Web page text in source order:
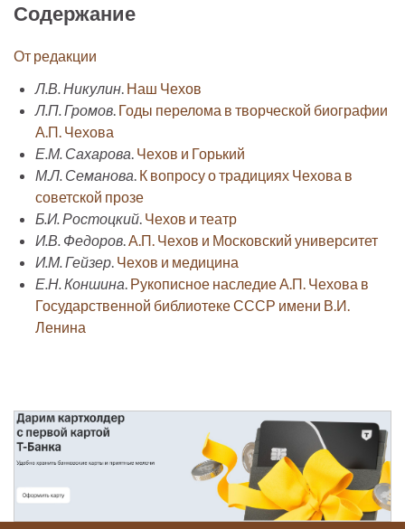
Содержание
От редакции
Л.В. Никулин. Наш Чехов
Л.П. Громов. Годы перелома в творческой биографии
А.П. Чехова
Е.М. Сахарова. Чехов и Горький
М.Л. Семанова. К вопросу о традициях Чехова в
советской прозе
Б.И. Ростоцкий. Чехов и театр
И.В. Федоров.А.П. Чехов и Московский университет
И.М. Гейзер. Чехов и медицина
Е.Н. Коншина. Рукописное наследие А.П. Чехова в
Государственной библиотеке СССР имени В.И.
Ленина